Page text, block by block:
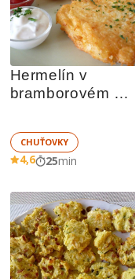
Hermelín v
bramborovém
CHUŤOVKY
4,6 25min